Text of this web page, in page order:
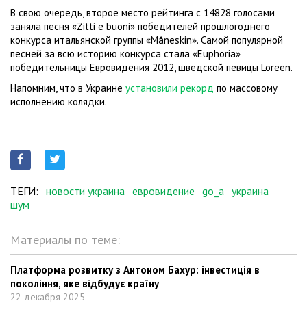
В свою очередь, второе место рейтинга с 14828 голосами
заняла песня «Zitti e buoni» победителей прошлогоднего
конкурса итальянской группы «Måneskin». Самой популярной
песней за всю историю конкурса стала «Euphoria»
победительницы Евровидения 2012, шведской певицы Loreen.
Напомним, что в Украине установили рекорд по массовому
исполнению колядки.
ТЕГИ: новости украина евровидение go_a украина
шум
Материалы по теме:
Платформа розвитку з Антоном Бахур: інвестиція в
покоління, яке відбудує країну
22 декабря 2025